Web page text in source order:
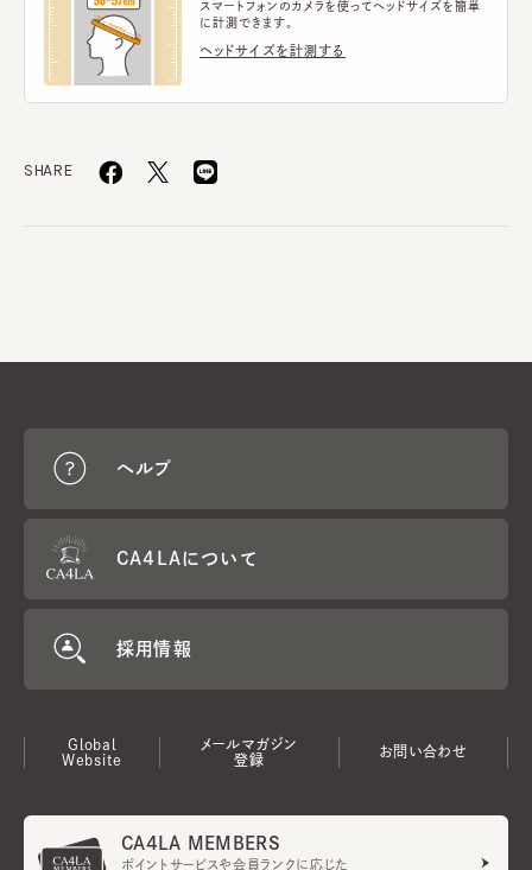
スマートフォンのカメラを使ってヘッドサイズを簡単
に計測できます。
ヘッドサイズを計測する
SHARE
ヘルプ
CA4LAについて
採用情報
Global
Website
メールマガジン
登録
お問い合わせ
CA4LA MEMBERS
ポイントサービスや会員ランクに応じた